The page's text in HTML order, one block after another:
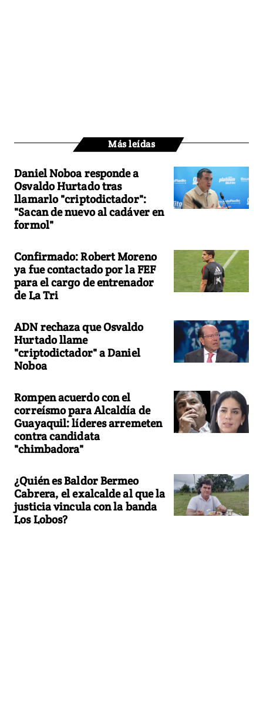
Más leídas
Daniel Noboa responde a
Osvaldo Hurtado tras
llamarlo "criptodictador":
"Sacan de nuevo al cadáver en
formol"
Confirmado: Robert Moreno
ya fue contactado por la FEF
para el cargo de entrenador
de La Tri
ADN rechaza que Osvaldo
Hurtado llame
"criptodictador" a Daniel
Noboa
Rompen acuerdo con el
correísmo para Alcaldía de
Guayaquil: líderes arremeten
contra candidata
"chimbadora"
¿Quién es Baldor Bermeo
Cabrera, el exalcalde al que la
justicia vincula con la banda
Los Lobos?